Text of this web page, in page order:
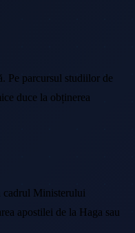
Pe parcursul studiilor de
duce la obținerea
cadrul Ministerului
apostilei de la Haga sau